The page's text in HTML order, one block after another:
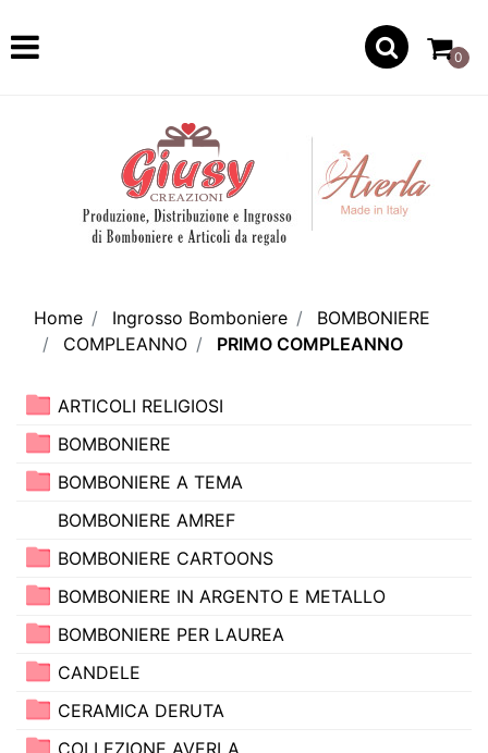
Open
0
Home Ingrosso Bomboniere
BOMBONIERE
COMPLEANNO
PRIMO COMPLEANNO
ARTICOLI RELIGIOSI
BOMBONIERE
BOMBONIERE A TEMA
BOMBONIERE AMREF
BOMBONIERE CARTOONS
BOMBONIERE IN ARGENTO E METALLO
BOMBONIERE PER LAUREA
CANDELE
CERAMICA DERUTA
COLLEZIONE AVERLA